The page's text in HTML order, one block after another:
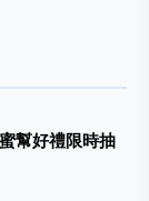
幫好禮限時抽